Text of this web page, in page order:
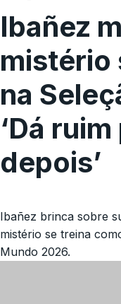
Ibañez
mistério
na
‘Dá
depois’
Ibañez brinca sobre
mistério se treina
Mundo 2026.